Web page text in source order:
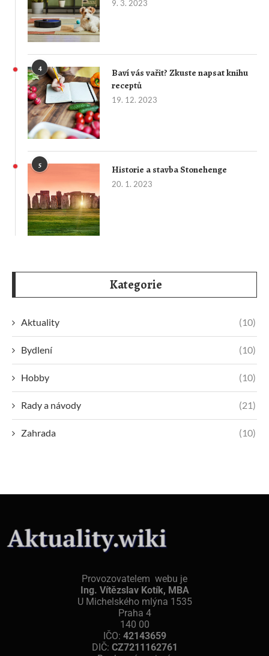
9. 3. 2023
4
Baví vás vařit? Zkuste napsat knihu
receptů
19. 12. 2023
5 Historie a stavba Stonehenge
20. 1. 2023
Kategorie
Aktuality (10)
Bydlení (10)
Hobby (10)
Rady a návody (21)
Zahrada (10)
Provozovatelem webu je
Ing. Vítězslav Kotík, MBA
U Michelského mlýna 1535
Praha 4
140 00
IČO: 42143659
DIČ: CZ7211162761